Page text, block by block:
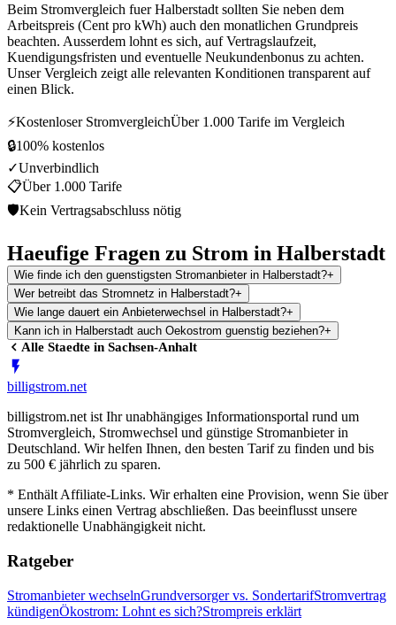
Beim Stromvergleich fuer Halberstadt sollten Sie neben dem
Arbeitspreis (Cent pro kWh) auch den monatlichen Grundpreis
beachten. Ausserdem lohnt es sich, auf Vertragslaufzeit,
Kuendigungsfristen und eventuelle Neukundenbonus zu achten.
Unser Vergleich zeigt alle relevanten Konditionen transparent auf
einen Blick.
⚡Kostenloser StromvergleichÜber 1.000 Tarife im Vergleich
🔒100% kostenlos
✓Unverbindlich
📋Über 1.000 Tarife
🛡Kein Vertragsabschluss nötig
Haeufige Fragen zu Strom in Halberstadt
Wie finde ich den guenstigsten Stromanbieter in Halberstadt?+
Wer betreibt das Stromnetz in Halberstadt?+
Wie lange dauert ein Anbieterwechsel in Halberstadt?+
Kann ich in Halberstadt auch Oekostrom guenstig beziehen?+
Alle Staedte in Sachsen-Anhalt
billigstrom.net
billigstrom.net ist Ihr unabhängiges Informationsportal rund um
Stromvergleich, Stromwechsel und günstige Stromanbieter in
Deutschland. Wir helfen Ihnen, den besten Tarif zu finden und bis
zu 500 € jährlich zu sparen.
* Enthält Affiliate-Links. Wir erhalten eine Provision, wenn Sie über
unsere Links einen Vertrag abschließen. Das beeinflusst unsere
redaktionelle Unabhängigkeit nicht.
Ratgeber
Stromanbieter wechselnGrundversorger vs. SondertarifStromvertrag
kündigenÖkostrom: Lohnt es sich?Strompreis erklärt